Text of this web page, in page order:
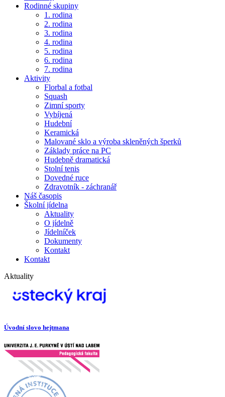
Rodinné skupiny
1. rodina
2. rodina
3. rodina
4. rodina
5. rodina
6. rodina
7. rodina
Aktivity
Florbal a fotbal
Squash
Zimní sporty
Vybíjená
Hudební
Keramická
Malované sklo a výroba skleněných šperků
Základy práce na PC
Hudebně dramatická
Stolní tenis
Dovedné ruce
Zdravotník - záchranář
Náš časopis
Školní jídelna
Aktuality
O jídelně
Jídelníček
Dokumenty
Kontakt
Kontakt
Aktuality
Úvodní slovo hejtmana